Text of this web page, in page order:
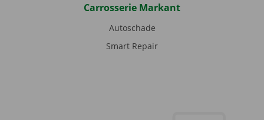
Carrosserie Markant
Autoschade
Smart Repair